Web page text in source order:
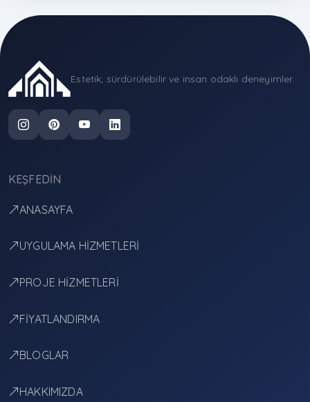
Estetik, sürdürülebilir ve insan odaklı deneyimler.
KEŞFEDIN
ANASAYFA
UYGULAMA HİZMETLERİ
PROJE HİZMETLERİ
FİYATLANDIRMA
BLOGLAR
HAKKIMIZDA